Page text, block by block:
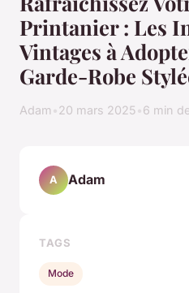
Printanier : Les
Vintages à
Garde-Robe
Adam 20 mars 2025 6 min
A Adam
TAGS
Mode